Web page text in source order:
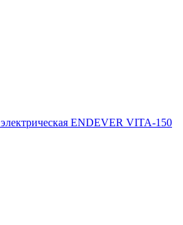
ENDEVER VITA-150